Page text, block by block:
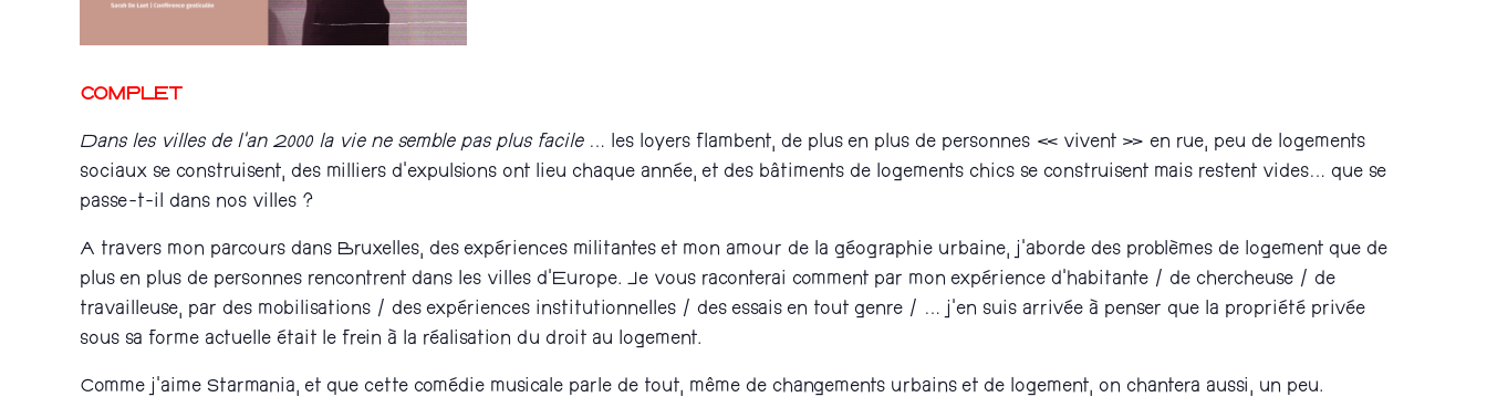
COMPLET
Dans les villes de l’an 2000 la vie ne semble pas plus facile… les loyers flambent, de plus en plus de personnes « vivent » en rue, peu de logements
sociaux se construisent, des milliers d’expulsions ont lieu chaque année, et des bâtiments de logements chics se construisent mais restent vides… que se
passe-t-il dans nos villes ?
A travers mon parcours dans Bruxelles, des expériences militantes et mon amour de la géographie urbaine, j’aborde des problèmes de logement que de
plus en plus de personnes rencontrent dans les villes d’Europe. Je vous raconterai comment par mon expérience d’habitante / de chercheuse / de
travailleuse, par des mobilisations / des expériences institutionnelles / des essais en tout genre / … j’en suis arrivée à penser que la propriété privée
sous sa forme actuelle était le frein à la réalisation du droit au logement.
Comme j’aime Starmania, et que cette comédie musicale parle de tout, même de changements urbains et de logement, on chantera aussi, un peu.